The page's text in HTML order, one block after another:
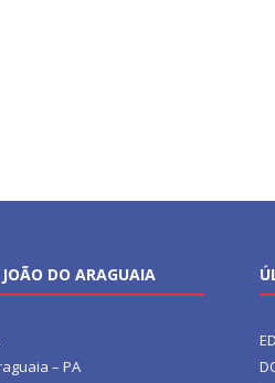
DO ARAGUAIA
– PA